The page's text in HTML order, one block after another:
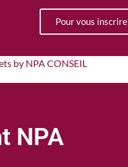
Pour vous inscrire
by NPA CONSEIL
NPA